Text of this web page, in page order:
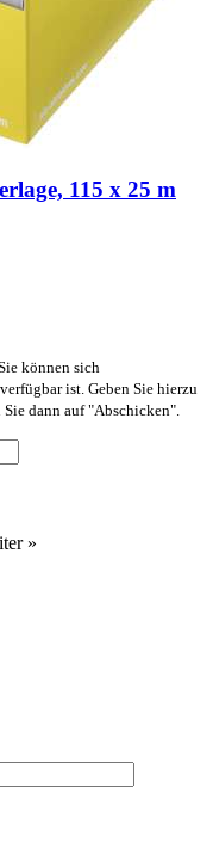
115 x 25 m
können sich
ist. Geben Sie hierzu
dann auf "Abschicken".
»